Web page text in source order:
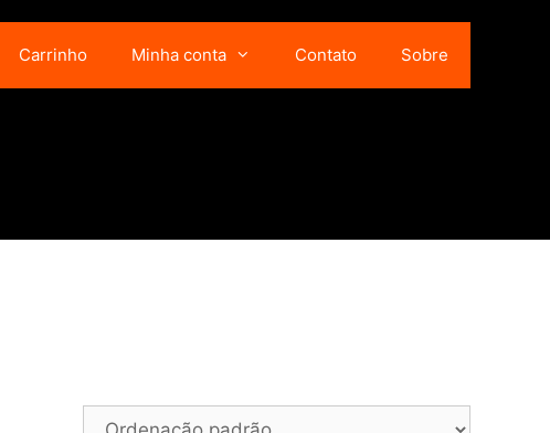
Carrinho Minha conta Contato Sobre